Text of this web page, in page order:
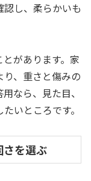
し、柔らかいも
があります。家
、重さと傷みの
なら、見た目、
いところです。
さを選ぶ